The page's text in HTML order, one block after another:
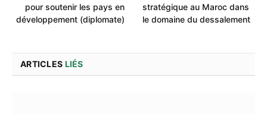
pour soutenir les pays en
développement (diplomate)
stratégique au Maroc dans
le domaine du dessalement
ARTICLES LIÉS